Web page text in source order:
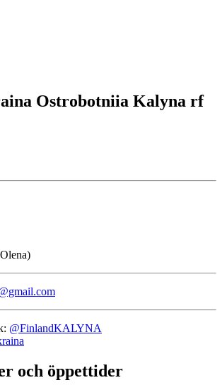
Ostrobotniia Kalyna rf
@FinlandKALYNA
och öppettider